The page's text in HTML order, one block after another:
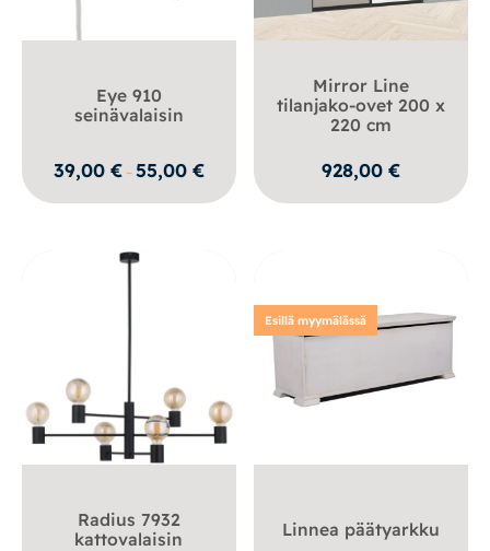
Eye 910
seinävalaisin
39,00 € – 55,00 €Hintaluokka:
39,00 €
-
Mirror Line
tilanjako-ovet 200 x
220 cm
928,00€
Radius 7932
kattovalaisin
Esillä myymälässä
Linnea päätyarkku